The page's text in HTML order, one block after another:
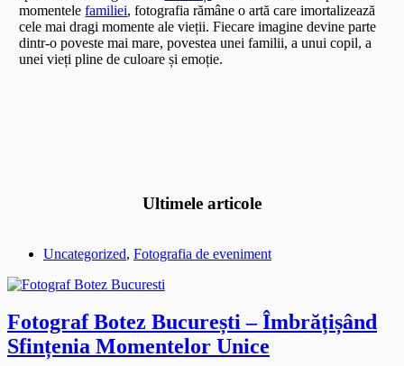
momentelefamiliei, fotografia rămâne o artă care imortalizează
cele mai dragi momente ale vieții. Fiecare imagine devine parte
dintr-o poveste mai mare, povestea unei familii, a unui copil, a
unei vieți pline de culoare și emoție.
Ultimele articole
Uncategorized, Fotografia de eveniment
Fotograf Botez București – Îmbrățișând
Sfințenia Momentelor Unice